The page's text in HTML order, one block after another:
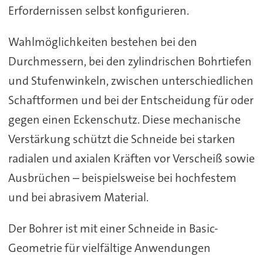
Erfordernissen selbst konfigurieren.
Wahlmöglichkeiten bestehen bei den
Durchmessern, bei den zylindrischen Bohrtiefen
und Stufenwinkeln, zwischen unterschiedlichen
Schaftformen und bei der Entscheidung für oder
gegen einen Eckenschutz. Diese mechanische
Verstärkung schützt die Schneide bei starken
radialen und axialen Kräften vor Verscheiß sowie
Ausbrüchen – beispielsweise bei hochfestem
und bei abrasivem Material.
Der Bohrer ist mit einer Schneide in Basic-
Geometrie für vielfältige Anwendungen